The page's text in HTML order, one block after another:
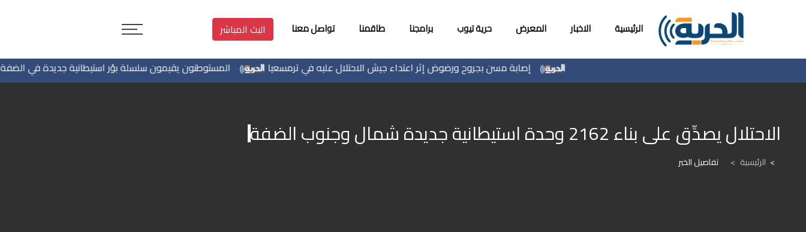
الرئيسية الاخبار المعرض حرية تيوب برامجنا طاقمنا تواصل معنا البث المباشر
المستوطنون يقيمون سلسلة بؤر استيطانية جديدة في الضفة خلال إصابة مسن بجروح ورضوض إثر اعتداء جيش الاحتلال عليه في ترمسعيا
الاحتلال يصدِّق على بناء 2162 وحدة استيطانية جديدة شمال وجنوب الضفة
الرئيسية > تفاصيل الخبر